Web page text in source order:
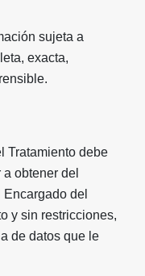
sujeta a
exacta,
Tratamiento debe
obtener del
del
y sin restricciones,
de datos que le